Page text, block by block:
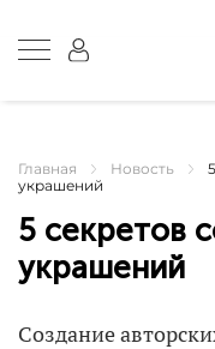
Главная Новость
украшений
5 секретов
украшений
Создание